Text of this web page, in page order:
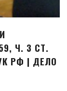
Ч. 3 СТ.
РФ | ДЕЛО